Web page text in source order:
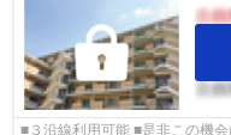
■３沿線利用可能 ■是非この機